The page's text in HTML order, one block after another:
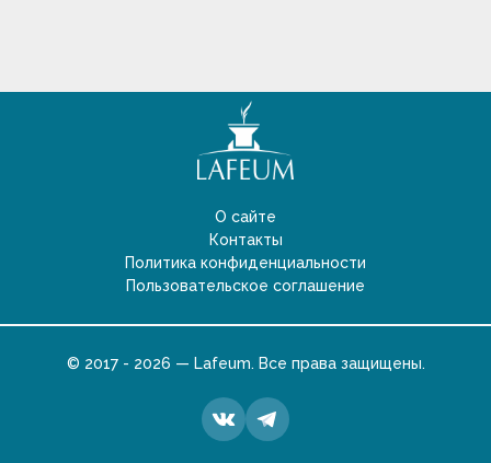
О сайте
Контакты
Политика конфиденциальности
Пользовательское соглашение
© 2017 - 2026 — Lafeum. Все права защищены.